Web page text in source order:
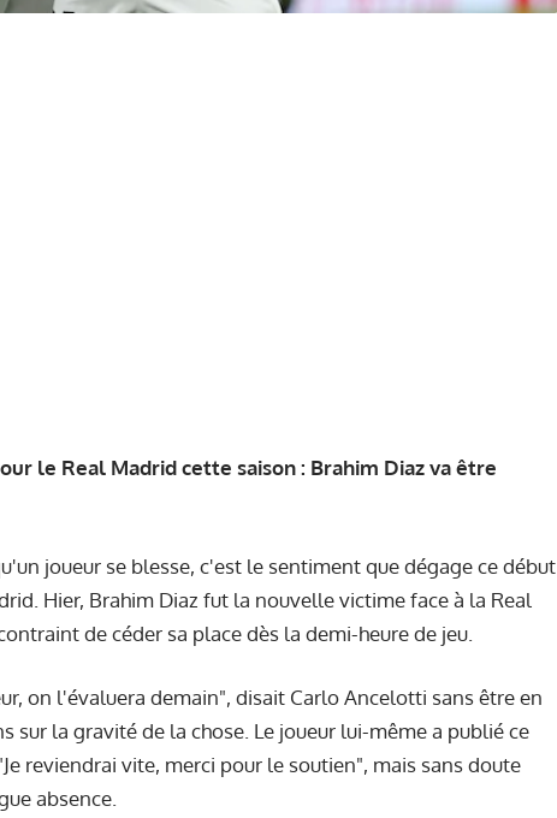
le Real Madrid cette saison : Brahim Diaz va être
joueur se blesse, c'est le sentiment que dégage ce début
Hier, Brahim Diaz fut la nouvelle victime face à la Real
de céder sa place dès la demi-heure de jeu.
on l'évaluera demain", disait Carlo Ancelotti sans être en
sur la gravité de la chose. Le joueur lui-même a publié ce
reviendrai vite, merci pour le soutien", mais sans doute
absence.